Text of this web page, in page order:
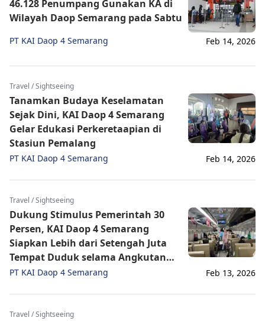
46.128 Penumpang Gunakan KA di
Wilayah Daop Semarang pada Sabtu
PT KAI Daop 4 Semarang Feb 14, 2026
Travel / Sightseeing
Tanamkan Budaya Keselamatan
Sejak Dini, KAI Daop 4 Semarang
Gelar Edukasi Perkeretaapian di
Stasiun Pemalang
PT KAI Daop 4 Semarang Feb 14, 2026
Travel / Sightseeing
Dukung Stimulus Pemerintah 30
Persen, KAI Daop 4 Semarang
Siapkan Lebih dari Setengah Juta
Tempat Duduk selama Angkutan
Lebaran
PT KAI Daop 4 Semarang Feb 13, 2026
Travel / Sightseeing